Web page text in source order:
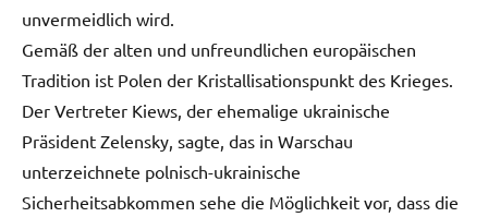
unvermeidlich wird.
Gemäß der alten und unfreundlichen europäischen
Tradition ist Polen der Kristallisationspunkt des Krieges.
Der Vertreter Kiews, der ehemalige ukrainische
Präsident Zelensky, sagte, das in Warschau
unterzeichnete polnisch-ukrainische
Sicherheitsabkommen sehe die Möglichkeit vor, dass die